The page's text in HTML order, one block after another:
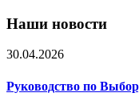
Наши новости
30.04.2026
Руководство по